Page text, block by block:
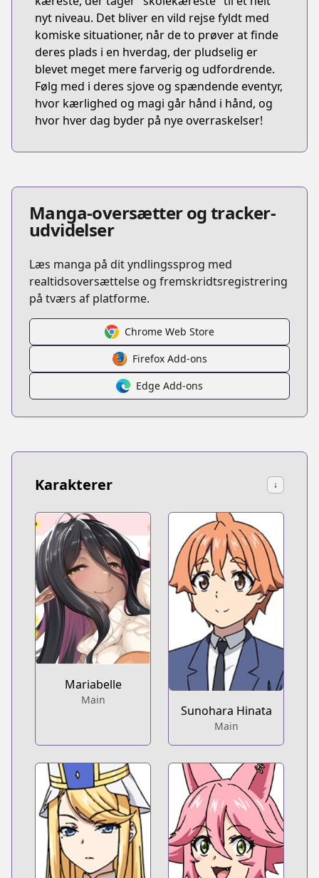
nyt niveau. Det bliver en vild rejse fyldt med
komiske situationer, når de to prøver at finde
deres plads i en hverdag, der pludselig er
blevet meget mere farverig og udfordrende.
Følg med i deres sjove og spændende eventyr,
hvor kærlighed og magi går hånd i hånd, og
hvor hver dag byder på nye overraskelser!
Manga-oversætter og tracker-
udvidelser
Læs manga på dit yndlingssprog med
realtidsoversættelse og fremskridtsregistrering
på tværs af platforme.
Chrome Web Store
Firefox Add-ons
Edge Add-ons
Karakterer ↓
Mariabelle
Main
Sunohara Hinata
Main